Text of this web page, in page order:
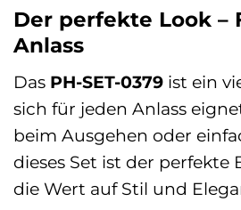
Der perfekte Look –
Anlass
Das PH-SET-0379 ist ein
sich für jeden Anlass
beim Ausgehen oder
dieses Set ist der perfekte
die Wert auf Stil und